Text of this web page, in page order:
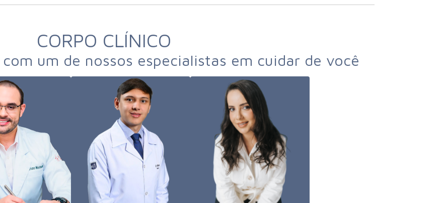
CORPO CLÍNICO
um de nossos especialistas em cuidar de você